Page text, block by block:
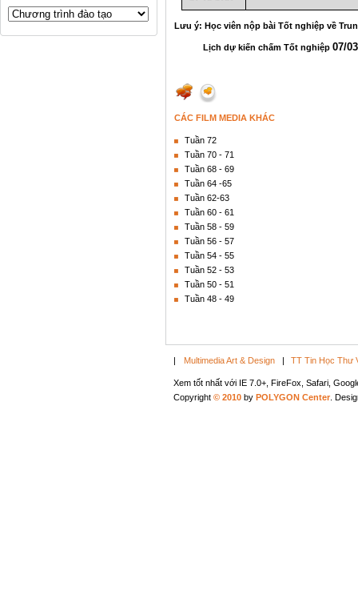
Lưu ý: Học viên nộp bài Tốt nghiệp về
Lịch dự kiến chấm Tốt nghiệp 07/
CÁC FILM MEDIA KHÁC
Tuần 72
Tuần 70 - 71
Tuần 68 - 69
Tuần 64 -65
Tuần 62-63
Tuần 60 - 61
Tuần 58 - 59
Tuần 56 - 57
Tuần 54 - 55
Tuần 52 - 53
Tuần 50 - 51
Tuần 48 - 49
Multimedia Art & Design TT Tin Học Thư
Xem tốt nhất với IE 7.0+, FireFox, Safari,
Copyright © 2010 by POLYGON Center .